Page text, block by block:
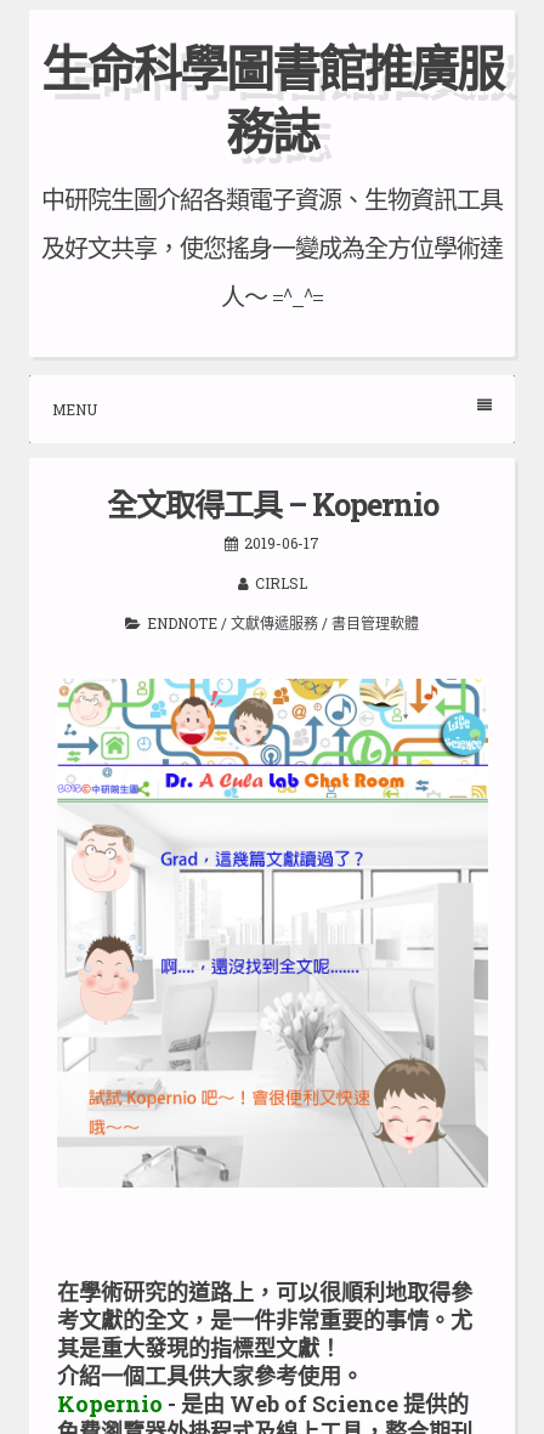
to
content
生命科學圖書館推廣服
務誌
中研院生圖介紹各類電子資源、生物資訊工具
及好文共享，使您搖身一變成為全方位學術達
人～ =^_^=
MENU
全文取得工具 – Kopernio
2019-06-17
CIRLSL
ENDNOTE /文獻傳遞服務 /書目管理軟體
在學術研究的道路上，可以很順利地取得參
考文獻的全文，是一件非常重要的事情。尤
其是重大發現的指標型文獻！
介紹一個工具供大家參考使用。
Kopernio - 是由 Web of Science 提供的